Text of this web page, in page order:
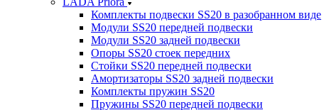
Комплекты подвески SS20 в разобранном виде
Модули SS20 передней подвески
Модули SS20 задней подвески
Опоры SS20 стоек передних
Стойки SS20 передней подвески
Амортизаторы SS20 задней подвески
Комплекты пружин SS20
Пружины SS20 передней подвески